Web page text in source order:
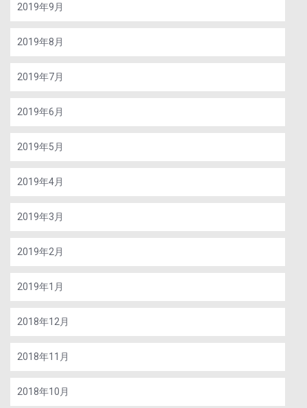
2019年9月
2019年8月
2019年7月
2019年6月
2019年5月
2019年4月
2019年3月
2019年2月
2019年1月
2018年12月
2018年11月
2018年10月